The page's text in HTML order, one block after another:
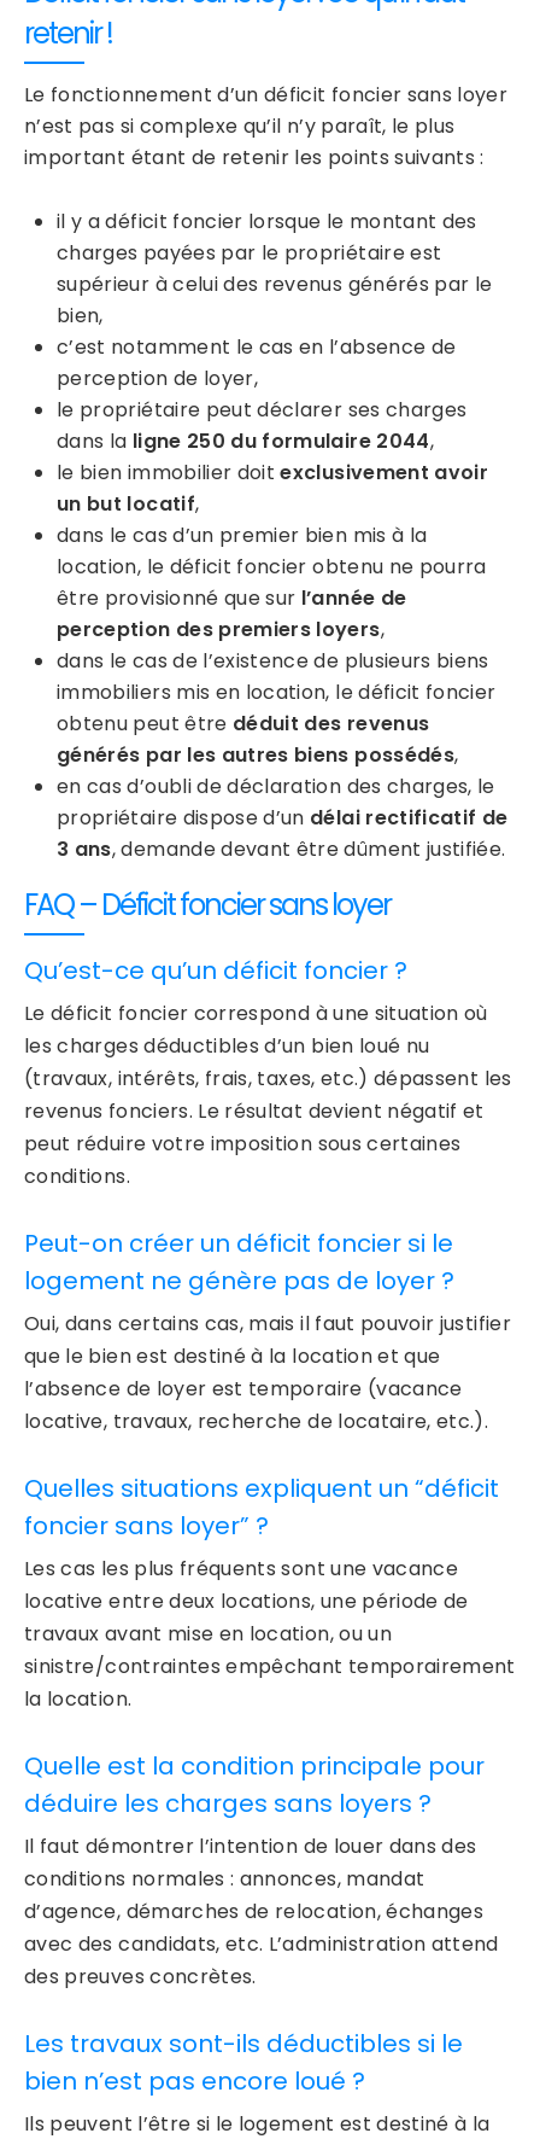
retenir !
Le fonctionnement d’un déficit foncier sans loyer
n’est pas si complexe qu’il n’y paraît, le plus
important étant de retenir les points suivants :
il y a déficit foncier lorsque le montant des
charges payées par le propriétaire est
supérieur à celui des revenus générés par le
bien,
c’est notamment le cas en l’absence de
perception de loyer,
le propriétaire peut déclarer ses charges
dans la ligne 250 du formulaire 2044,
le bien immobilier doitexclusivement avoir
un but locatif,
dans le cas d’un premier bien mis à la
location, le déficit foncier obtenu ne pourra
être provisionné que sur l’année de
perception des premiers loyers,
dans le cas de l’existence de plusieurs biens
immobiliers mis en location, le déficit foncier
obtenu peut être déduit des revenus
générés par les autres biens possédés,
en cas d’oubli de déclaration des charges, le
propriétaire dispose d’un délai rectificatif de
3 ans, demande devant être dûment justifiée.
FAQ – Déficit foncier sans loyer
Qu’est-ce qu’un déficit foncier ?
Le déficit foncier correspond à une situation où
les charges déductibles d’un bien loué nu
(travaux, intérêts, frais, taxes, etc.) dépassent les
revenus fonciers. Le résultat devient négatif et
peut réduire votre imposition sous certaines
conditions.
Peut-on créer un déficit foncier si le
logement ne génère pas de loyer ?
Oui, dans certains cas, mais il faut pouvoir justifier
que le bien est destiné à la location et que
l’absence de loyer est temporaire (vacance
locative, travaux, recherche de locataire, etc.).
Quelles situations expliquent un “déficit
foncier sans loyer” ?
Les cas les plus fréquents sont une vacance
locative entre deux locations, une période de
travaux avant mise en location, ou un
sinistre/contraintes empêchant temporairement
la location.
Quelle est la condition principale pour
déduire les charges sans loyers ?
Il faut démontrer l’intention de louer dans des
conditions normales : annonces, mandat
d’agence, démarches de relocation, échanges
avec des candidats, etc. L’administration attend
des preuves concrètes.
Les travaux sont-ils déductibles si le
bien n’est pas encore loué ?
Ils peuvent l’être si le logement est destiné à la